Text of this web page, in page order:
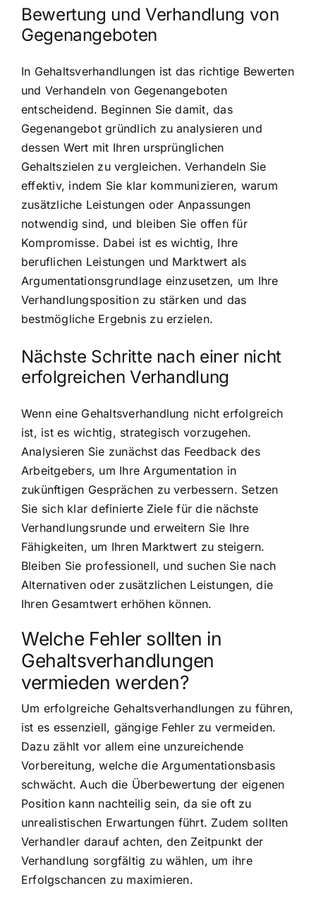
Bewertung und Verhandlung von
Gegenangeboten
In Gehaltsverhandlungen ist das richtige Bewerten
und Verhandeln von Gegenangeboten
entscheidend. Beginnen Sie damit, das
Gegenangebot gründlich zu analysieren und
dessen Wert mit Ihren ursprünglichen
Gehaltszielen zu vergleichen. Verhandeln Sie
effektiv, indem Sie klar kommunizieren, warum
zusätzliche Leistungen oder Anpassungen
notwendig sind, und bleiben Sie offen für
Kompromisse. Dabei ist es wichtig, Ihre
beruflichen Leistungen und Marktwert als
Argumentationsgrundlage einzusetzen, um Ihre
Verhandlungsposition zu stärken und das
bestmögliche Ergebnis zu erzielen.
Nächste Schritte nach einer nicht
erfolgreichen Verhandlung
Wenn eine Gehaltsverhandlung nicht erfolgreich
ist, ist es wichtig, strategisch vorzugehen.
Analysieren Sie zunächst das Feedback des
Arbeitgebers, um Ihre Argumentation in
zukünftigen Gesprächen zu verbessern. Setzen
Sie sich klar definierte Ziele für die nächste
Verhandlungsrunde und erweitern Sie Ihre
Fähigkeiten, um Ihren Marktwert zu steigern.
Bleiben Sie professionell, und suchen Sie nach
Alternativen oder zusätzlichen Leistungen, die
Ihren Gesamtwert erhöhen können.
Welche Fehler sollten in
Gehaltsverhandlungen
vermieden werden?
Um erfolgreiche Gehaltsverhandlungen zu führen,
ist es essenziell, gängige Fehler zu vermeiden.
Dazu zählt vor allem eine unzureichende
Vorbereitung, welche die Argumentationsbasis
schwächt. Auch die Überbewertung der eigenen
Position kann nachteilig sein, da sie oft zu
unrealistischen Erwartungen führt. Zudem sollten
Verhandler darauf achten, den Zeitpunkt der
Verhandlung sorgfältig zu wählen, um ihre
Erfolgschancen zu maximieren.